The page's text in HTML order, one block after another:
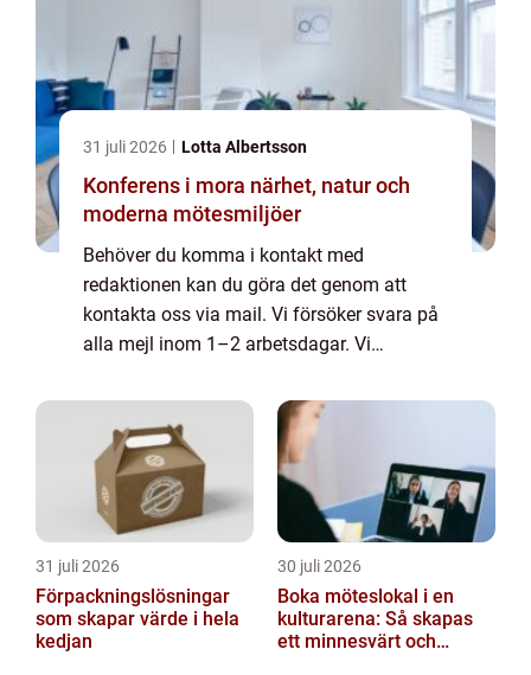
31 juli 2026 Lotta Albertsson
Konferens i mora närhet, natur och
moderna mötesmiljöer
Behöver du komma i kontakt med
redaktionen kan du göra det genom att
kontakta oss via mail. Vi försöker svara på
alla mejl inom 1–2 arbetsdagar. Vi
kommentarer till innehållet på vår sida.
31 juli 2026
Förpackningslösningar
som skapar värde i hela
kedjan
30 juli 2026
Boka möteslokal i en
kulturarena: Så skapas
ett minnesvärt och